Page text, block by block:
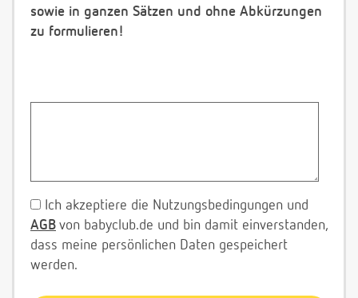
sowie in ganzen Sätzen und ohne Abkürzungen
zu formulieren!
Ich akzeptiere die Nutzungsbedingungen und
AGB von babyclub.de und bin damit einverstanden,
dass meine persönlichen Daten gespeichert
werden.